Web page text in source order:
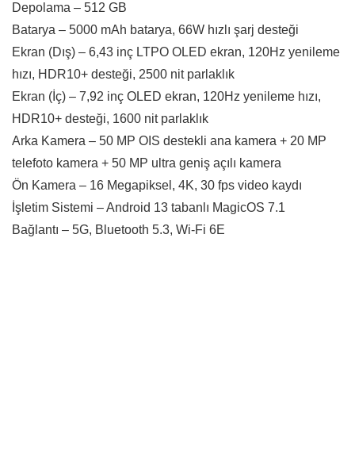
Depolama – 512 GB
Batarya – 5000 mAh batarya, 66W hızlı şarj desteği
Ekran (Dış) – 6,43 inç LTPO OLED ekran, 120Hz yenileme
hızı, HDR10+ desteği, 2500 nit parlaklık
Ekran (İç) – 7,92 inç OLED ekran, 120Hz yenileme hızı,
HDR10+ desteği, 1600 nit parlaklık
Arka Kamera – 50 MP OIS destekli ana kamera + 20 MP
telefoto kamera + 50 MP ultra geniş açılı kamera
Ön Kamera – 16 Megapiksel, 4K, 30 fps video kaydı
İşletim Sistemi – Android 13 tabanlı MagicOS 7.1
Bağlantı – 5G, Bluetooth 5.3, Wi-Fi 6E